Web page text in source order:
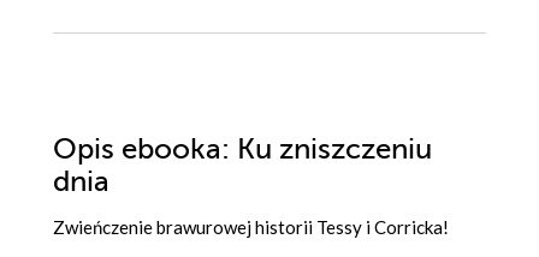
Opis ebooka: Ku zniszczeniu
dnia
Zwieńczenie brawurowej historii Tessy i Corricka!